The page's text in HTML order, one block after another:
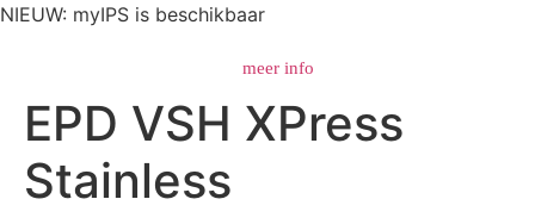
NIEUW: myIPS is beschikbaar
meer info
Search
EPD VSH XPress
Stainless